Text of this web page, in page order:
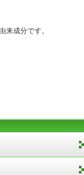
来成分です。